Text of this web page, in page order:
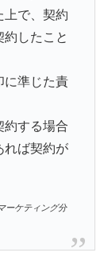
上で、契約
したこと
に準じた責
約する場合
れば契約が
ーケティング分